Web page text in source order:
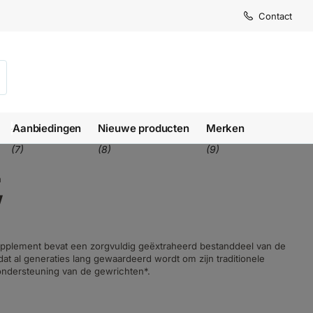
Contact
Aanbiedingen
(7)
Nieuwe producten
(8)
Merken
(9)
bevat een zorgvuldig geëxtraheerd bestanddeel van de
al generaties lang gewaardeerd wordt om zijn traditionele
van de gewrichten*.